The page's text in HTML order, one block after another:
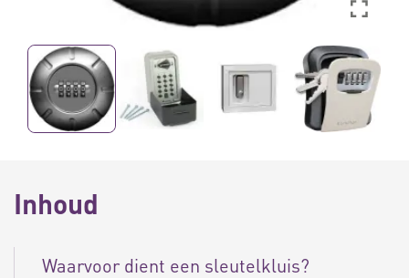
Inhoud
Waarvoor dient een sleutelkluis?